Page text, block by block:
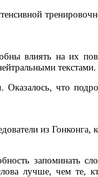
влиять на их
текстами.
Оказалось, что
из Гонконга,
запоминать
лучше, чем те,